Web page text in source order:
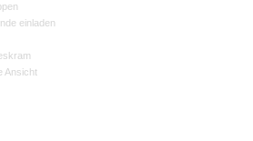
einladen
Ansicht